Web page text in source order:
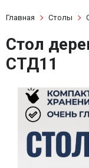
Главная Столы
Стол
СТД11